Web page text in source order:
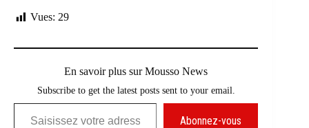
Vues: 29
En savoir plus sur Mousso News
Subscribe to get the latest posts sent to your email.
Saisissez votre adresse e-mail…
Abonnez-vous